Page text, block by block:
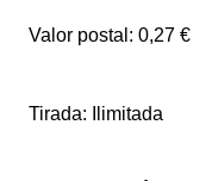
Valor postal: 0,27 €
Tirada: Ilimitada